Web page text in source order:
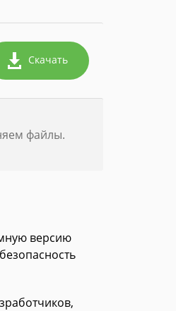
Скачать
файлы.
версию